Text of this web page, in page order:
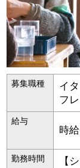
募集職種
イ
フ
給与
時
勤務時間
【